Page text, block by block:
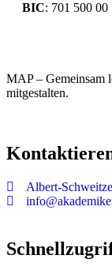
BIC: 701 500 00
MAP – Gemeinsam
mitgestalten.
Albert-